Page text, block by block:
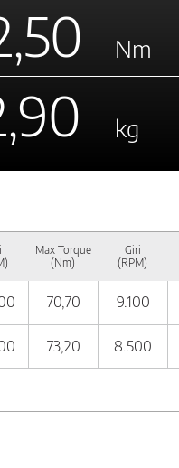
Nm
kg
Max Torque
(Nm)
Giri
(RPM)
70,70 9.100
73,20 8.500